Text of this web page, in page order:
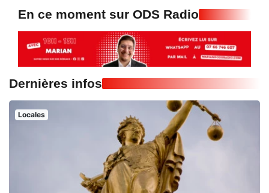
En ce moment sur ODS Radio
Dernières infos
Locales